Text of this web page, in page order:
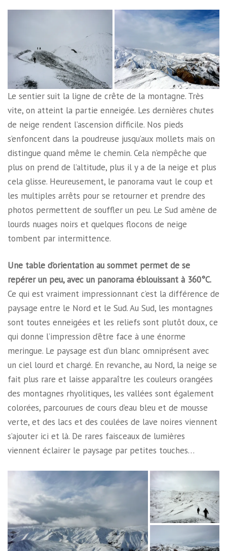
Le sentier suit la ligne de crête de la montagne. Très
vite, on atteint la partie enneigée. Les dernières chutes
de neige rendent l’ascension difficile. Nos pieds
s’enfoncent dans la poudreuse jusqu’aux mollets mais on
distingue quand même le chemin. Cela n’empêche que
plus on prend de l’altitude, plus il y a de la neige et plus
cela glisse. Heureusement, le panorama vaut le coup et
les multiples arrêts pour se retourner et prendre des
photos permettent de souffler un peu. Le Sud amène de
lourds nuages noirs et quelques flocons de neige
tombent par intermittence.
Une table d’orientation au sommet permet de se
repérer un peu, avec un panorama éblouissant à 360°C.
Ce qui est vraiment impressionnant c’est la différence de
paysage entre le Nord et le Sud. Au Sud, les montagnes
sont toutes enneigées et les reliefs sont plutôt doux, ce
qui donne l’impression d’être face à une énorme
meringue. Le paysage est d’un blanc omniprésent avec
un ciel lourd et chargé. En revanche, au Nord, la neige se
fait plus rare et laisse apparaître les couleurs orangées
des montagnes rhyolitiques, les vallées sont également
colorées, parcourues de cours d’eau bleu et de mousse
verte, et des lacs et des coulées de lave noires viennent
s’ajouter ici et là. De rares faisceaux de lumières
viennent éclairer le paysage par petites touches…